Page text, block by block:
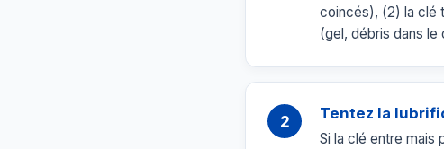
coincés), (2) la clé
(gel, débris dans
2 Tentez la
Si la clé entre mais